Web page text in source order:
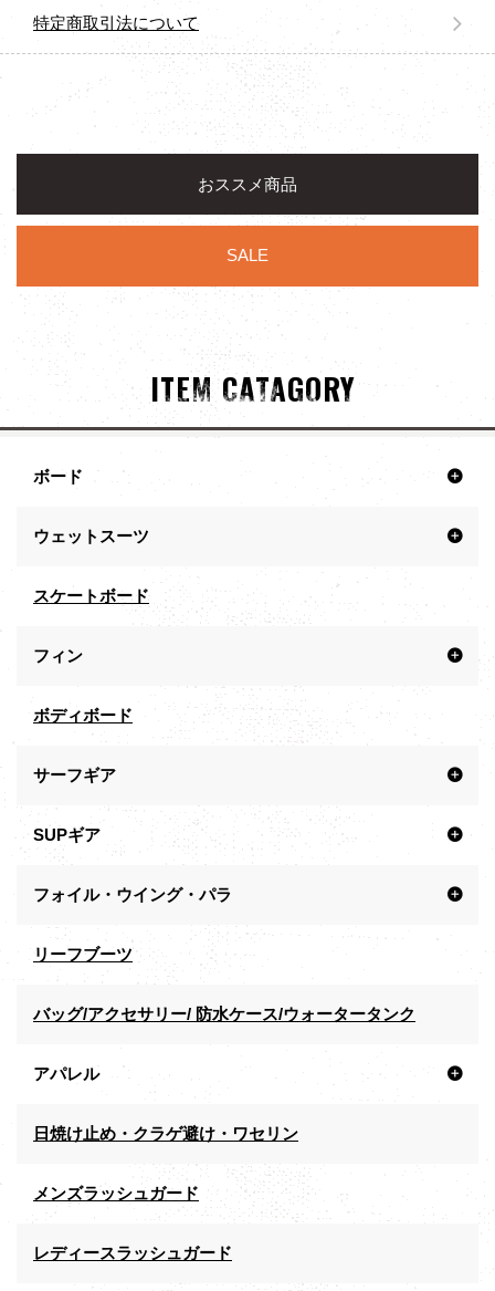
特定商取引法について
おススメ商品
SALE
ITEM CATAGORY
ボード
ウェットスーツ
スケートボード
フィン
ボディボード
サーフギア
SUPギア
フォイル・ウイング・パラ
リーフブーツ
バッグ/アクセサリー/ 防水ケース/ウォータータンク
アパレル
日焼け止め・クラゲ避け・ワセリン
メンズラッシュガード
レディースラッシュガード